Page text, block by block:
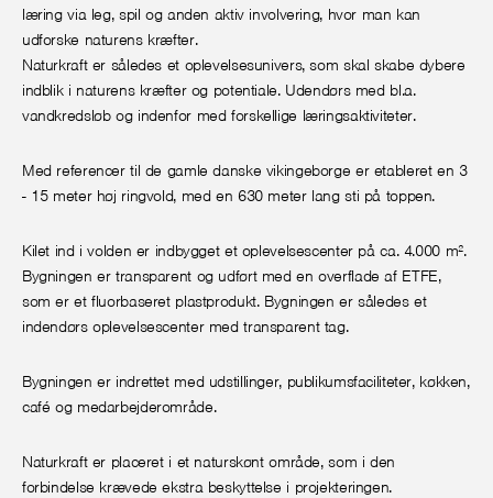
læring via leg, spil og anden aktiv involvering, hvor man kan
udforske naturens kræfter.
Naturkraft er således et oplevelsesunivers, som skal skabe dybere
indblik i naturens kræfter og potentiale. Udendørs med bl.a.
vandkredsløb og indenfor med forskellige læringsaktiviteter.
Med referencer til de gamle danske vikingeborge er etableret en 3
- 15 meter høj ringvold, med en 630 meter lang sti på toppen.
Kilet ind i volden er indbygget et oplevelsescenter på ca. 4.000 m².
Bygningen er transparent og udført med en overflade af ETFE,
som er et fluorbaseret plastprodukt. Bygningen er således et
indendørs oplevelsescenter med transparent tag.
Bygningen er indrettet med udstillinger, publikumsfaciliteter, køkken,
café og medarbejderområde.
Naturkraft er placeret i et naturskønt område, som i den
forbindelse krævede ekstra beskyttelse i projekteringen.